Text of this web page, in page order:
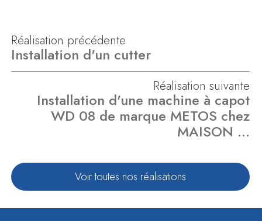
Réalisation précédente
Installation d'un cutter
Réalisation suivante
Installation d'une machine à capot
WD 08 de marque METOS chez
MAISON …
Voir toutes nos réalisations